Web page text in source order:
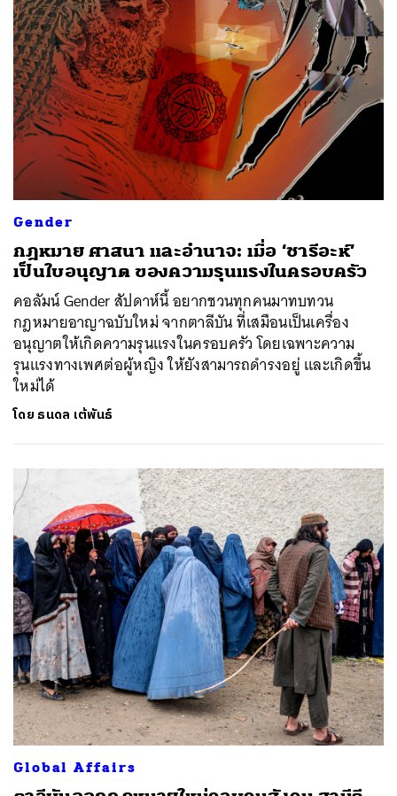
Gender
กฎหมาย ศาสนา และอำนาจ: เมื่อ ‘ชารีอะห์’
เป็นใบอนุญาต ของความรุนแรงในครอบครัว
คอลัมน์ Gender สัปดาห์นี้ อยากชวนทุกคนมาทบทวน
กฎหมายอาญาฉบับใหม่ จากตาลีบัน ที่เสมือนเป็นเครื่อง
อนุญาตให้เกิดความรุนแรงในครอบครัว โดยเฉพาะความ
รุนแรงทางเพศต่อผู้หญิง ให้ยังสามารถดำรงอยู่ และเกิดขึ้น
ใหม่ได้
โดย ธนดล เต้พันธ์
Global Affairs